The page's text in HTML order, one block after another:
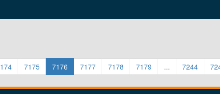
7175 7176 7177 7178 7179 ... 7244